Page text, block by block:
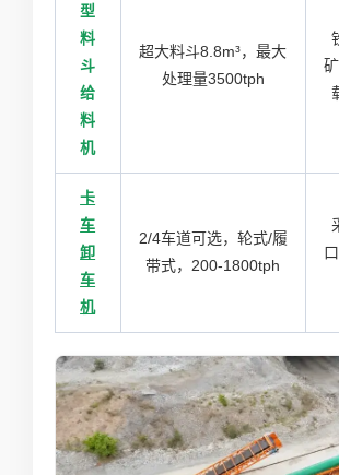
型
料
斗
给
料
机
超大料斗8.8m³，最大
处理量3500tph
卡
车
卸
车
机
2/4车道可选，轮式/履
带式，200-1800tph